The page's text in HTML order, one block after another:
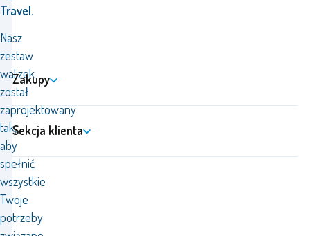
Travel.
Nasz
zestaw
walizek
został
zaprojektowany
tak,
aby
spełnić
wszystkie
Twoje
potrzeby
Zakupy
Sekcja klienta